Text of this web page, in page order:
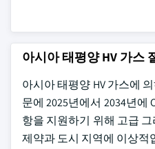
아시아 태평양 HV 가스
아시아 태평양 HV 가스에
문에 2025년에서 2034년에
항을 지원하기 위해 고급
제약과 도시 지역에 이상적